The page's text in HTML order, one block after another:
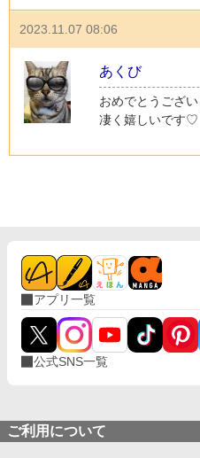
2023.11.07 08:06
あくび
おめでとうござい
凄く嬉しいです♡
アプリ一覧
公式SNS一覧
ご利用について